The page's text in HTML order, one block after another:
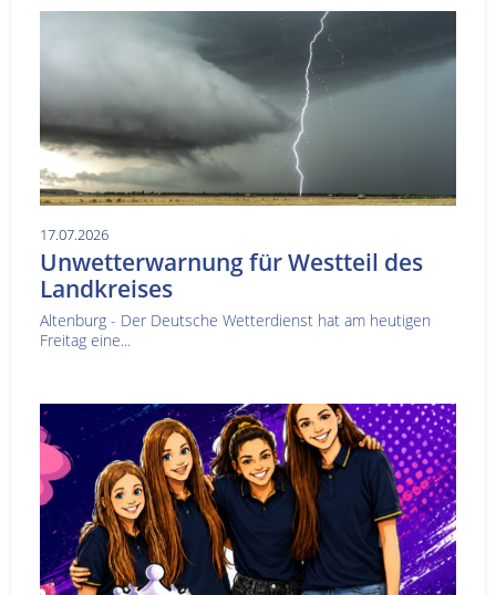
17.07.2026
Unwetterwarnung für Westteil des
Landkreises
Altenburg - Der Deutsche Wetterdienst hat am heutigen
Freitag eine...